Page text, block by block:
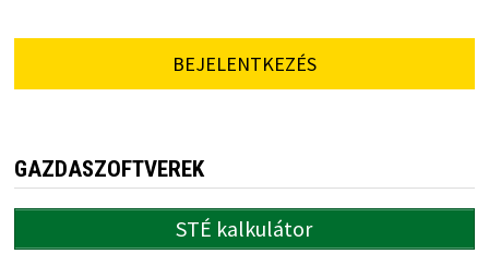
BEJELENTKEZÉS
GAZDASZOFTVEREK
STÉ kalkulátor